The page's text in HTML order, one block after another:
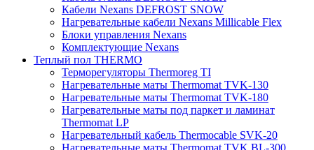
Кабели Nexans DEFROST SNOW
Нагревательные кабели Nexans Millicable Flex
Блоки управления Nexans
Комплектующие Nexans
Теплый пол THERMO
Терморегуляторы Thermoreg TI
Нагревательные маты Thermomat TVK-130
Нагревательные маты Thermomat TVK-180
Нагревательные маты под паркет и ламинат
Thermomat LP
Нагревательный кабель Thermocable SVK-20
Нагревательные маты Thermomat TVK BL-300